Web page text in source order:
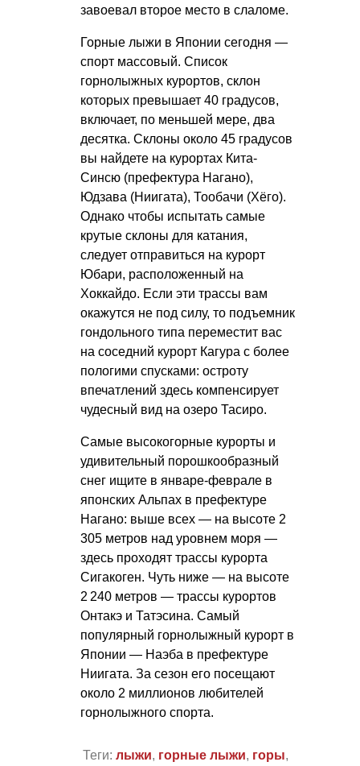
завоевал второе место в слаломе.
Горные лыжи в Японии сегодня —
спорт массовый. Список
горнолыжных курортов, склон
которых превышает 40 градусов,
включает, по меньшей мере, два
десятка. Склоны около 45 градусов
вы найдете на курортах Кита-
Синсю (префектура Нагано),
Юдзава (Ниигата), Тообачи (Хёго).
Однако чтобы испытать самые
крутые склоны для катания,
следует отправиться на курорт
Юбари, расположенный на
Хоккайдо. Если эти трассы вам
окажутся не под силу, то подъемник
гондольного типа переместит вас
на соседний курорт Кагура с более
пологими спусками: остроту
впечатлений здесь компенсирует
чудесный вид на озеро Тасиро.
Самые высокогорные курорты и
удивительный порошкообразный
снег ищите в январе-феврале в
японских Альпах в префектуре
Нагано: выше всех — на высоте 2
305 метров над уровнем моря —
здесь проходят трассы курорта
Сигакоген. Чуть ниже — на высоте
2 240 метров — трассы курортов
Онтакэ и Татэсина. Самый
популярный горнолыжный курорт в
Японии — Наэба в префектуре
Ниигата. За сезон его посещают
около 2 миллионов любителей
горнолыжного спорта.
Теги: лыжи, горные лыжи, горы,